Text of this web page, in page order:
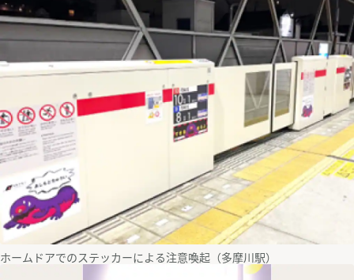
ホームドアでのステッカーによる注意喚起（多摩川駅）